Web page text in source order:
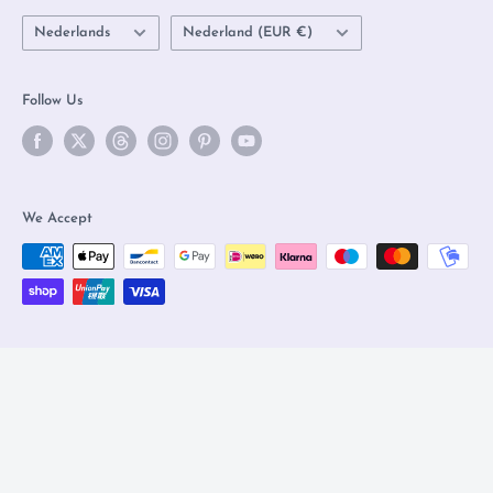
Language
Nederlands Country/region
Nederland (EUR €)
Follow Us
We Accept